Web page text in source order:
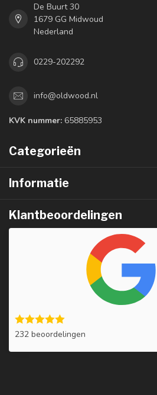
De Buurt 30
1679 GG Midwoud
Nederland
0229-202292
info@oldwood.nl
KVK nummer: 65885953
Categorieën
Informatie
Klantbeoordelingen
232 beoordelingen